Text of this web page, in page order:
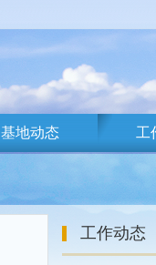
基地动态 工
工作动态